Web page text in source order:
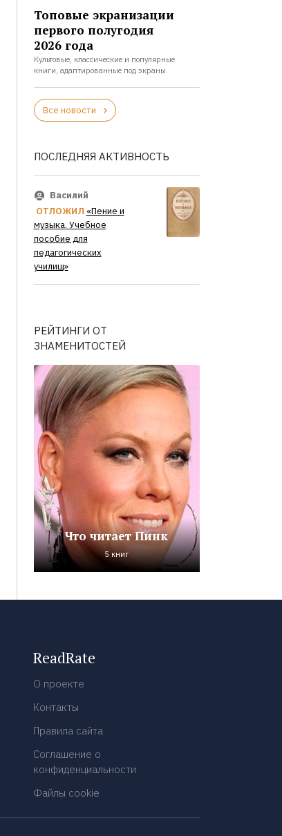
Топовые экранизации
первого полугодия
2026 года
Культовые, классические и популярные
книги, адаптированные под экраны.
Все новости
ПОСЛЕДНЯЯ АКТИВНОСТЬ
Василий
ОТЛОЖИЛ «Пение и
музыка. Учебное
пособие для
педагогических
училищ»
РЕЙТИНГИ ОТ
ЗНАМЕНИТОСТЕЙ
Что читает Пинк
5 книг
ReadRate
О проекте
Контакты
Правила сайта
Соглашение о
конфиденциальности
Файлы cookie